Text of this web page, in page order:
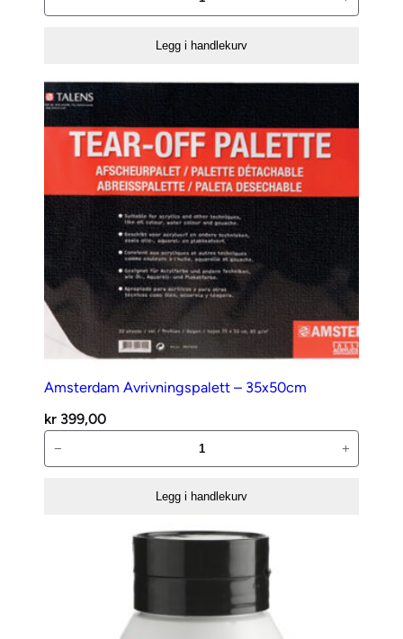
02
Legg i handlekurv
Amsterdam Avrivningspalett – 35x50cm
kr 399,00
Avrivningspalett
− +
Legg i handlekurv